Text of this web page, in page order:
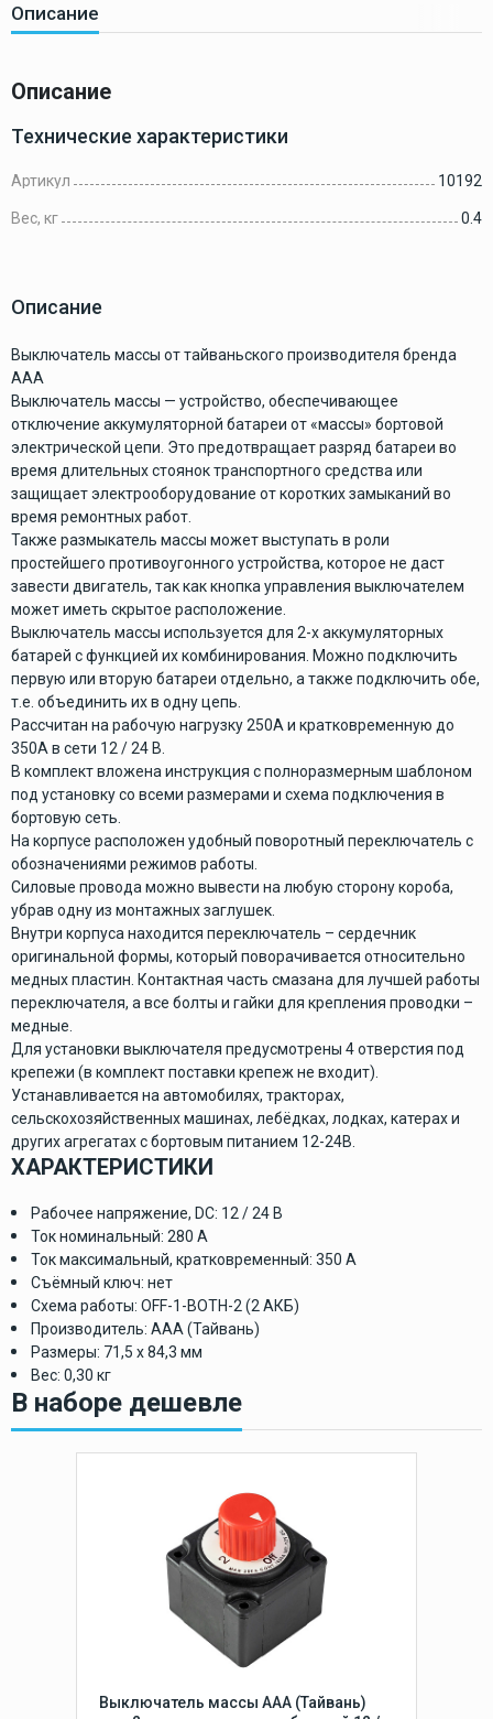
Описание
Описание
Технические характеристики
Артикул 10192
Вес, кг 0.4
Описание
Выключатель массы от тайваньского производителя бренда
ААА
Выключатель массы — устройство, обеспечивающее
отключение аккумуляторной батареи от «массы» бортовой
электрической цепи. Это предотвращает разряд батареи во
время длительных стоянок транспортного средства или
защищает электрооборудование от коротких замыканий во
время ремонтных работ.
Также размыкатель массы может выступать в роли
простейшего противоугонного устройства, которое не даст
завести двигатель, так как кнопка управления выключателем
может иметь скрытое расположение.
Выключатель массы используется для 2-х аккумуляторных
батарей с функцией их комбинирования. Можно подключить
первую или вторую батареи отдельно, а также подключить обе,
т.е. объединить их в одну цепь.
Рассчитан на рабочую нагрузку 250А и кратковременную до
350А в сети 12 / 24 В.
В комплект вложена инструкция с полноразмерным шаблоном
под установку со всеми размерами и схема подключения в
бортовую сеть.
На корпусе расположен удобный поворотный переключатель с
обозначениями режимов работы.
Силовые провода можно вывести на любую сторону короба,
убрав одну из монтажных заглушек.
Внутри корпуса находится переключатель – сердечник
оригинальной формы, который поворачивается относительно
медных пластин. Контактная часть смазана для лучшей работы
переключателя, а все болты и гайки для крепления проводки –
медные.
Для установки выключателя предусмотрены 4 отверстия под
крепежи (в комплект поставки крепеж не входит).
Устанавливается на автомобилях, тракторах,
сельскохозяйственных машинах, лебёдках, лодках, катерах и
других агрегатах с бортовым питанием 12-24В.
ХАРАКТЕРИСТИКИ
Рабочее напряжение, DC: 12 / 24 В
Ток номинальный: 280 А
Ток максимальный, кратковременный: 350 А
Съёмный ключ: нет
Схема работы: OFF-1-BOTH-2 (2 АКБ)
Производитель: ААА (Тайвань)
Размеры: 71,5 х 84,3 мм
Вес: 0,30 кг
В наборе дешевле
Выключатель массы ААА (Тайвань)